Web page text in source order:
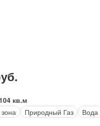
104 кв.м
Природный Газ Вода